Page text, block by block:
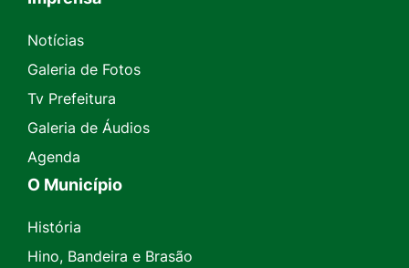
Notícias
Galeria de Fotos
Tv Prefeitura
Galeria de Áudios
Agenda
O Município
História
Hino, Bandeira e Brasão